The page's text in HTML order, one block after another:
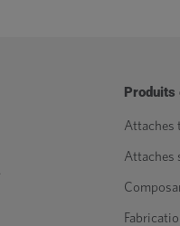
Produits
Attaches
Attaches